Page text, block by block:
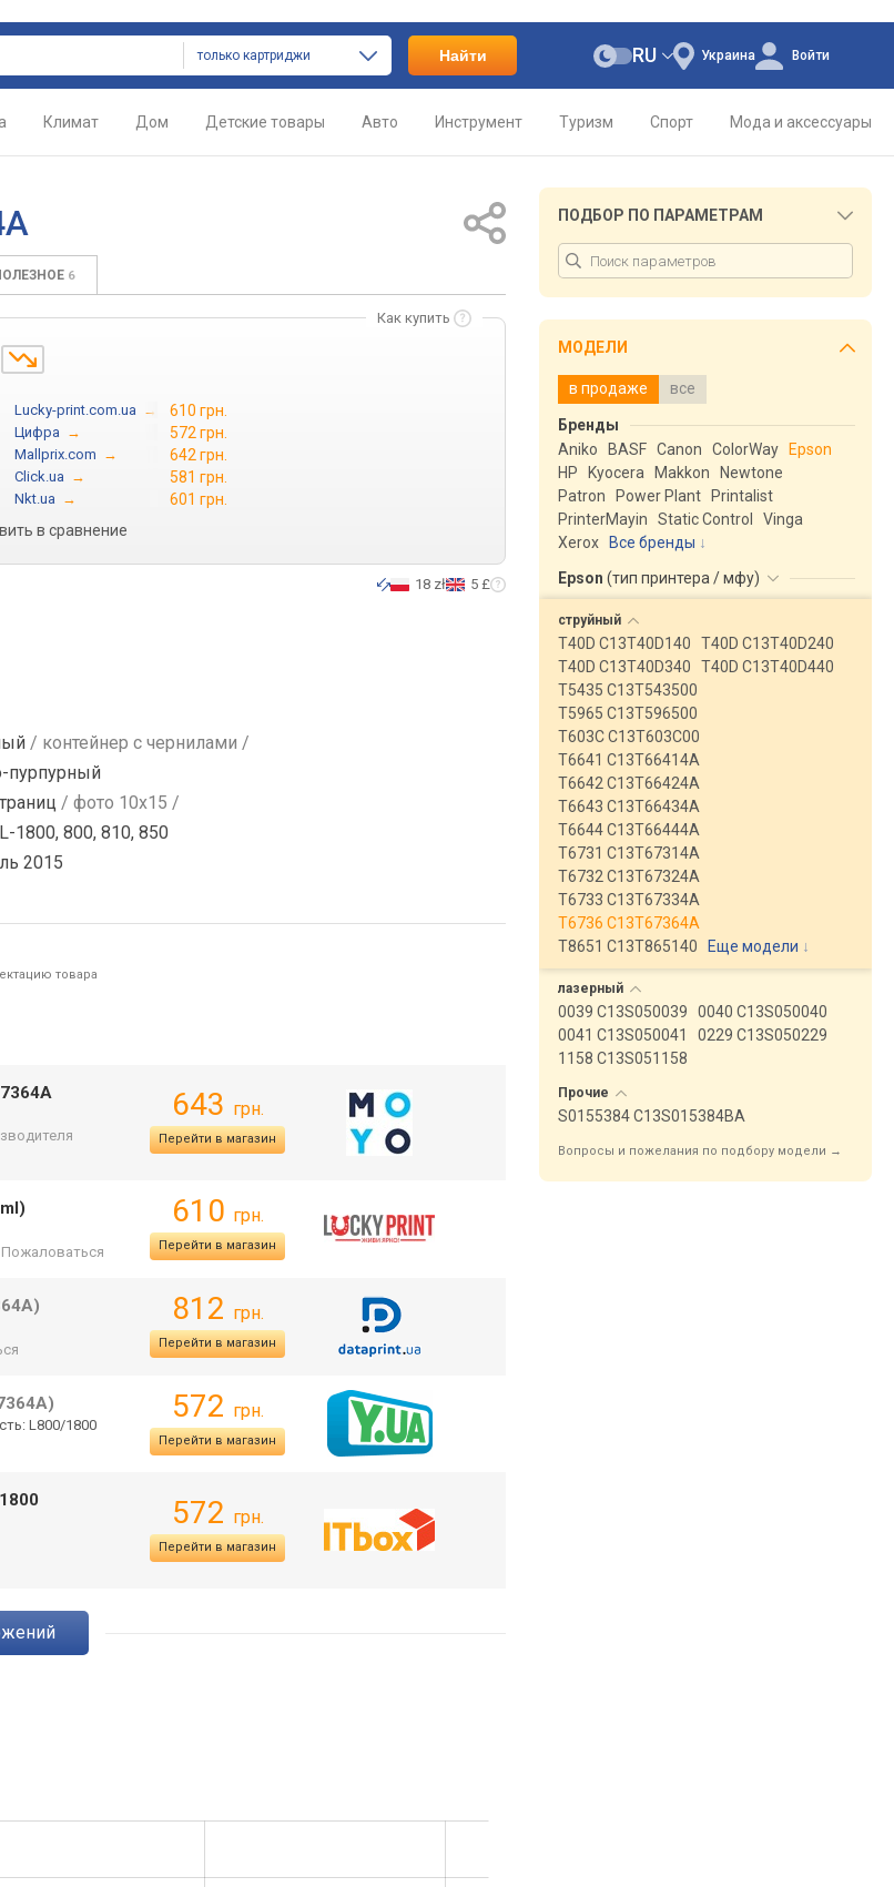
только картриджи Найти Украина
RU Войти
Климат Дом Детские товары Авто Инструмент Туризм Спорт Мода и аксессуары
6
Как купить
Lucky-print.com.ua → 610 грн.
Цифра → 572 грн.
Mallprix.com → 642 грн.
Click.ua → 581 грн.
Nkt.ua →
601 грн.
в сравнение
18 zł 5 £
/ контейнер с чернилами /
пурпурный
/ фото 10х15 /
1800, 800, 810, 850
2015
товара
643 грн.
Перейти в магазин
Пожаловаться
610 грн.
Перейти в магазин
812 грн.
Перейти в магазин
L800/1800
572 грн.
Перейти в магазин
572 грн.
Перейти в магазин
ПОДБОР ПО ПАРАМЕТРАМ
МОДЕЛИ
в продаже все
Бренды
Aniko
BASF Canon ColorWay
Epson
HP
Kyocera Makkon
Newtone
Patron
Power Plant
Printalist
PrinterMayin
Static Control
Vinga
Xerox
Все бренды
Epson (тип принтера / мфу)
струйный
T40D C13T40D140
T40D C13T40D240
T40D C13T40D340
T40D C13T40D440
T5435 C13T543500
T5965 C13T596500
T603C C13T603C00
T6641 C13T66414A
T6642 C13T66424A
T6643 C13T66434A
T6644 C13T66444A
T6731 C13T67314A
T6732 C13T67324A
T6733 C13T67334A
T6736 C13T67364A
T8651 C13T865140
Еще модели ↓
лазерный
0039 C13S050039
0040 C13S050040
0041 C13S050041
0229 C13S050229
1158 C13S051158
Прочие
S0155384 C13S015384BA
Вопросы и пожелания по подбору модели →